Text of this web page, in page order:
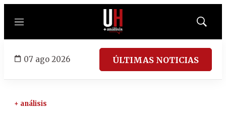
Menú
Mostrar
07 ago 2026 ÚLTIMAS NOTICIAS
+ análisis